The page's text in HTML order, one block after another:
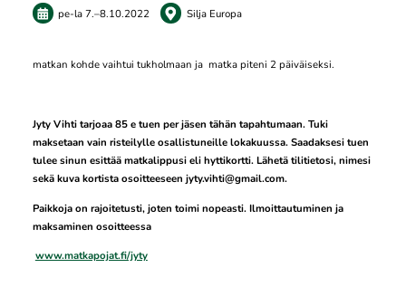
pe-la7.–8.10.2022 Silja Europa
matkan kohde vaihtui tukholmaan ja matka piteni 2 päiväiseksi.
Jyty Vihti tarjoaa 85 e tuen per jäsen tähän tapahtumaan. Tuki
maksetaan vain risteilylle osallistuneille lokakuussa. Saadaksesi tuen
tulee sinun esittää matkalippusi eli hyttikortti. Lähetä tilitietosi, nimesi
sekä kuva kortista osoitteeseen jyty.vihti@gmail.com.
Paikkoja on rajoitetusti, joten toimi nopeasti. Ilmoittautuminen ja
maksaminen osoitteessa
www.matkapojat.fi/jyty